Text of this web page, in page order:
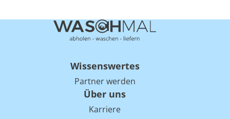
Wissenswertes
Partner werden
Über uns
Karriere